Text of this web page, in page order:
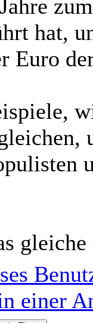
hat,
Euro